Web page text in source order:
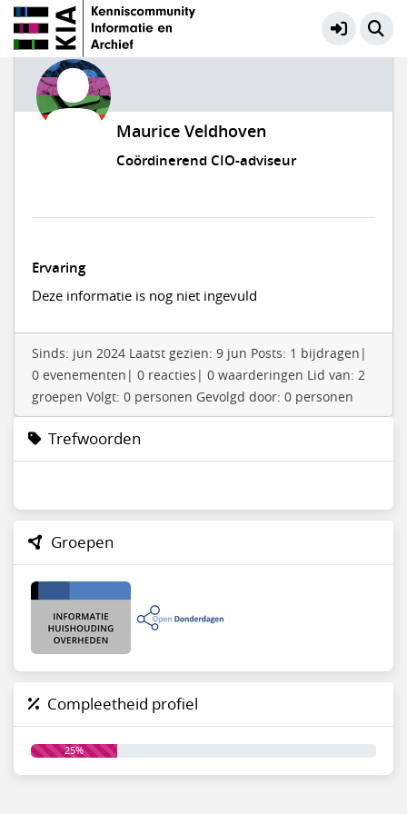
Maurice Veldhoven
Coördinerend CIO-adviseur
Ervaring
Deze informatie is nog niet ingevuld
Sinds: jun 2024 Laatst gezien: 9 jun Posts: 1 bijdragen|
0 evenementen| 0 reacties| 0 waarderingen Lid van: 2
groepen Volgt: 0 personen Gevolgd door: 0 personen
Trefwoorden
Groepen
Compleetheid profiel
25%